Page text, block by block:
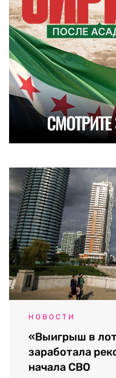
НОВОСТИ
«Выигрыш в
заработала
начала СВО